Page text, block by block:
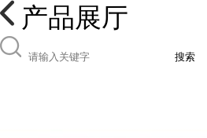
产品展厅
搜索